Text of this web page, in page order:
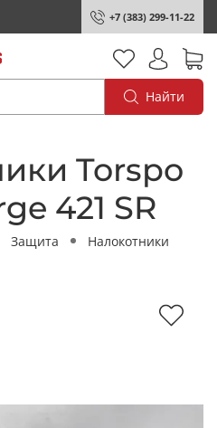
+7 (383) 299-11-22
Найти
Torspo
421 SR
Защита Налокотники